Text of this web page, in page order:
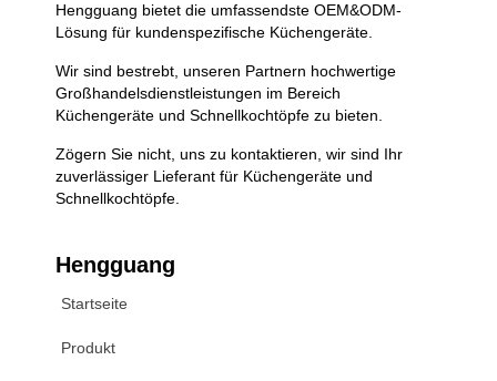
Hengguang bietet die umfassendste OEM&ODM-
Lösung für kundenspezifische Küchengeräte.
Wir sind bestrebt, unseren Partnern hochwertige
Großhandelsdienstleistungen im Bereich
Küchengeräte und Schnellkochtöpfe zu bieten.
Zögern Sie nicht, uns zu kontaktieren, wir sind Ihr
zuverlässiger Lieferant für Küchengeräte und
Schnellkochtöpfe.
Hengguang
Startseite
Produkt